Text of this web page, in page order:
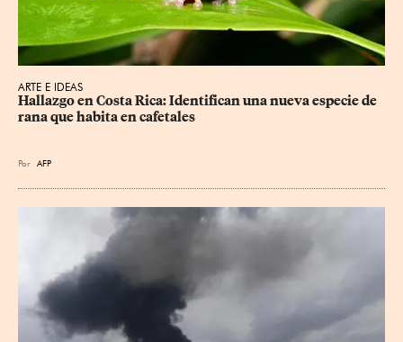
ARTE E IDEAS
Hallazgo en Costa Rica: Identifican una nueva especie de
rana que habita en cafetales
Por AFP